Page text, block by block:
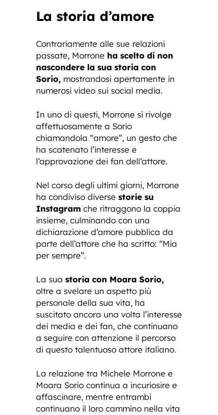
La storia d’amore
Contrariamente alle sue relazioni
passate, Morrone ha scelto di non
nascondere la sua storia con
Sorio, mostrandosi apertamente in
numerosi video sui social media.
In uno di questi, Morrone si rivolge
affettuosamente a Sorio
chiamandola “amore”, un gesto che
ha scatenato l’interesse e
l’approvazione dei fan dell’attore.
Nel corso degli ultimi giorni, Morrone
ha condiviso diverse storie su
Instagram che ritraggono la coppia
insieme, culminando con una
dichiarazione d’amore pubblica da
parte dell’attore che ha scritto: “Mia
per sempre”.
La sua storia con Moara Sorio,
oltre a svelare un aspetto più
personale della sua vita, ha
suscitato ancora una volta l’interesse
dei media e dei fan, che continuano
a seguire con attenzione il percorso
di questo talentuoso attore italiano.
La relazione tra Michele Morrone e
Moara Sorio continua a incuriosire e
affascinare, mentre entrambi
continuano il loro cammino nella vita